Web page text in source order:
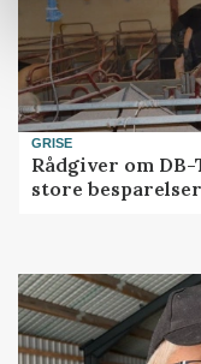
GRISE
Rådgiver om
store besparelser